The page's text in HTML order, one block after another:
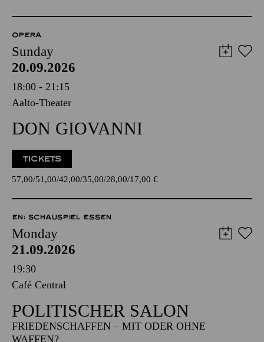
OPERA
Sunday
20.09.2026
18:00 - 21:15
Aalto-Theater
DON GIOVANNI
TICKETS
57,00 51,00 42,00 35,00 28,00 17,00 €
EN: SCHAUSPIEL ESSEN
Monday
21.09.2026
19:30
Café Central
POLITISCHER SALON
FRIEDENSCHAFFEN – MIT ODER OHNE
WAFFEN?